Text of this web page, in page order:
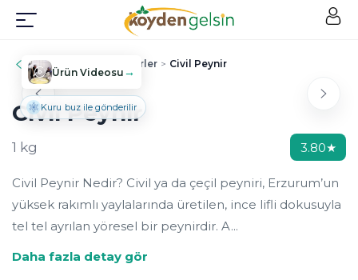
GeriAna Sayfa Peynirler > Civil Peynir
Kuru buz ile gönderilir
Ürün Videosu →
Civil Peynir
1 kg 3.80★
Civil Peynir Nedir? Civil ya da çeçil peyniri, Erzurum’un
yüksek rakımlı yaylalarında üretilen, ince lifli dokusuyla
tel tel ayrılan yöresel bir peynirdir. A...
Daha fazla detay gör